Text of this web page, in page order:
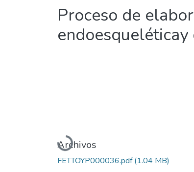
Proceso de
Cargando...
Archivos
FETTOYP000036.pdf(1.04 MB)